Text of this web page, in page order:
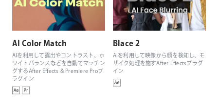
AI Color Match
AIを利用して露出やコントラスト、ホ
ワイトバランスなどを自動でマッチン
グするAfter Effects & Premiere Proプ
ラグイン
Blace 2
Aiを利用して映像から顔を検知し、モ
ザイク処理を施すAfter Effectsプラグ
イン